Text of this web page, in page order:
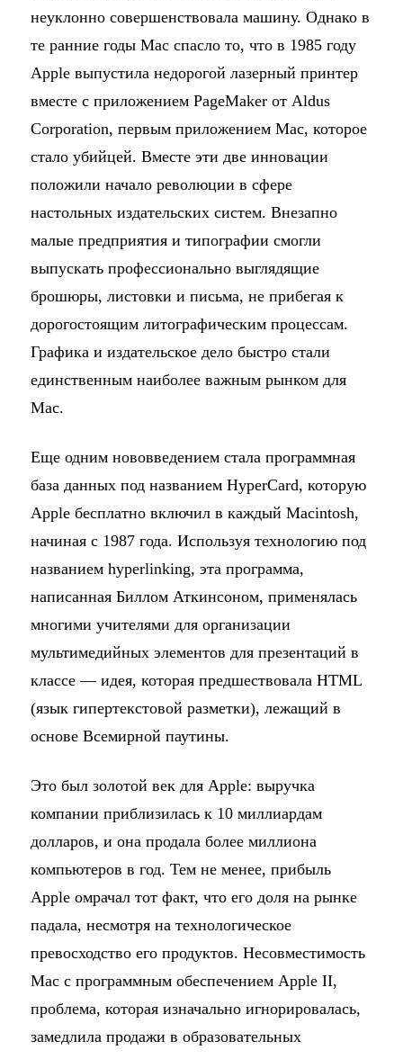
неуклонно совершенствовала машину. Однако в
те ранние годы Mac спасло то, что в 1985 году
Apple выпустила недорогой лазерный принтер
вместе с приложением PageMaker от Aldus
Corporation, первым приложением Mac, которое
стало убийцей. Вместе эти две инновации
положили начало революции в сфере
настольных издательских систем. Внезапно
малые предприятия и типографии смогли
выпускать профессионально выглядящие
брошюры, листовки и письма, не прибегая к
дорогостоящим литографическим процессам.
Графика и издательское дело быстро стали
единственным наиболее важным рынком для
Mac.
Еще одним нововведением стала программная
база данных под названием HyperCard, которую
Apple бесплатно включил в каждый Macintosh,
начиная с 1987 года. Используя технологию под
названием hyperlinking, эта программа,
написанная Биллом Аткинсоном, применялась
многими учителями для организации
мультимедийных элементов для презентаций в
классе — идея, которая предшествовала HTML
(язык гипертекстовой разметки), лежащий в
основе Всемирной паутины.
Это был золотой век для Apple: выручка
компании приблизилась к 10 миллиардам
долларов, и она продала более миллиона
компьютеров в год. Тем не менее, прибыль
Apple омрачал тот факт, что его доля на рынке
падала, несмотря на технологическое
превосходство его продуктов. Несовместимость
Mac с программным обеспечением Apple II,
проблема, которая изначально игнорировалась,
замедлила продажи в образовательных